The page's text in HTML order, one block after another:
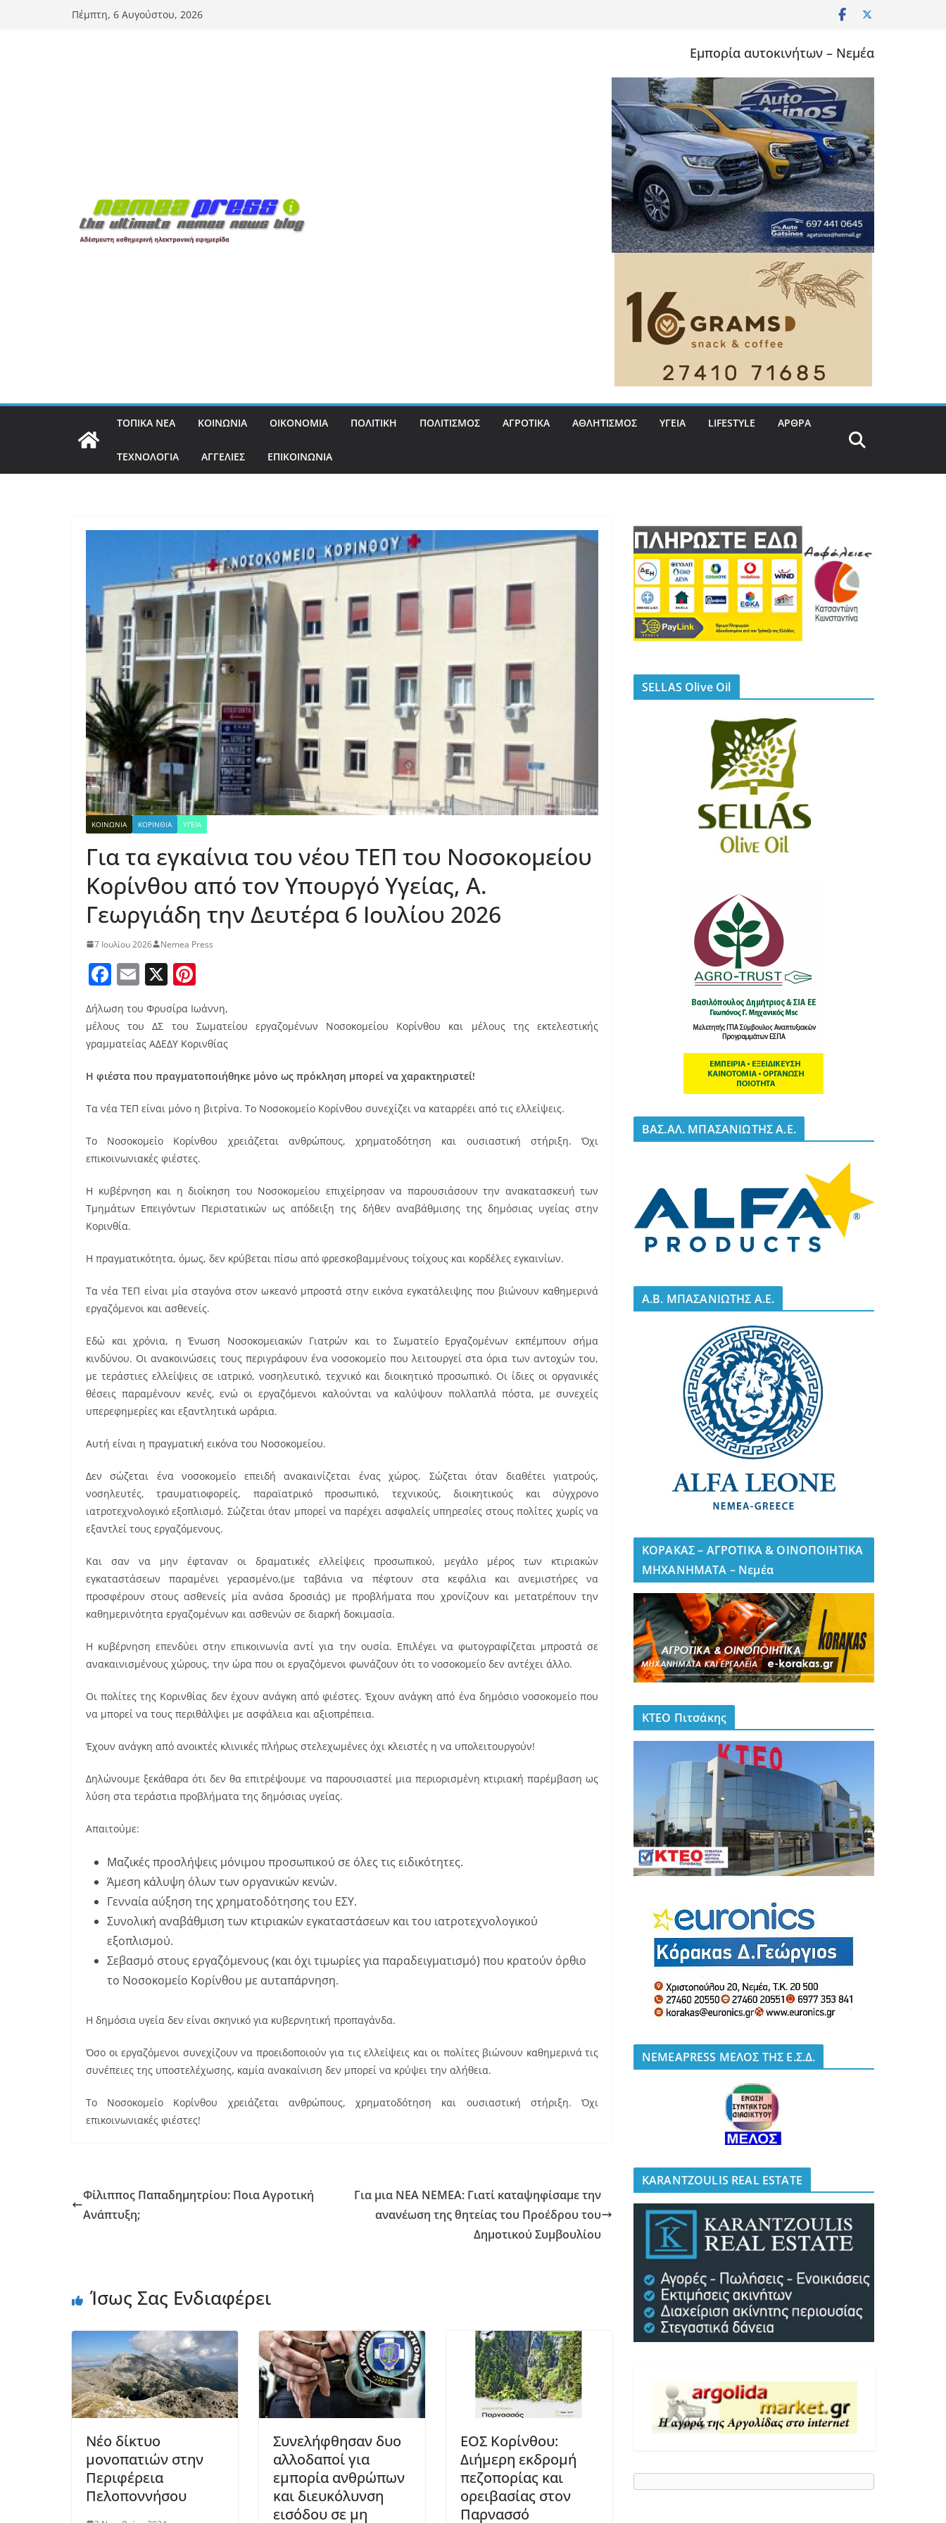
Πέμπτη, 6 Αυγούστου, 2026
Εμπορία αυτοκινήτων – Νεμέα
ΤΟΠΙΚΑ ΝΕΑ ΚΟΙΝΩΝΙΑ ΟΙΚΟΝΟΜΙΑ ΠΟΛΙΤΙΚΗ ΠΟΛΙΤΙΣΜΟΣ ΑΓΡΟΤΙΚΑ ΑΘΛΗΤΙΣΜΟΣ ΥΓΕΙΑ LIFESTYLE ΑΡΘΡΑ
ΤΕΧΝΟΛΟΓΙΑ ΑΓΓΕΛΙΕΣ ΕΠΙΚΟΙΝΩΝΙΑ
ΚΟΙΝΩΝΙΑ ΚΟΡΙΝΘΙΑ ΥΓΕΙΑ
Για τα εγκαίνια του νέου ΤΕΠ του Νοσοκομείου
Κορίνθου από τον Υπουργό Υγείας, Α.
Γεωργιάδη την Δευτέρα 6 Ιουλίου 2026
7 Ιουλίου 2026 Nemea Press
F
c
e
b
o
o
k
E
ai
l
X
nt
er
e
Δήλωση του Φρυσίρα Ιωάννη,
μέλους του ΔΣ του Σωματείου εργαζομένων Νοσοκομείου Κορίνθου και μέλους της εκτελεστικής
γραμματείας ΑΔΕΔΥ Κορινθίας
Η φιέστα που πραγματοποιήθηκε μόνο ως πρόκληση μπορεί να χαρακτηριστεί!
Τα νέα ΤΕΠ είναι μόνο η βιτρίνα. Το Νοσοκομείο Κορίνθου συνεχίζει να καταρρέει από τις ελλείψεις.
Το Νοσοκομείο Κορίνθου χρειάζεται ανθρώπους, χρηματοδότηση και ουσιαστική στήριξη. Όχι
επικοινωνιακές φιέστες.
Η κυβέρνηση και η διοίκηση του Νοσοκομείου επιχείρησαν να παρουσιάσουν την ανακατασκευή των
Τμημάτων Επειγόντων Περιστατικών ως απόδειξη της δήθεν αναβάθμισης της δημόσιας υγείας στην
Κορινθία.
Η πραγματικότητα, όμως, δεν κρύβεται πίσω από φρεσκοβαμμένους τοίχους και κορδέλες εγκαινίων.
Τα νέα ΤΕΠ είναι μία σταγόνα στον ωκεανό μπροστά στην εικόνα εγκατάλειψης που βιώνουν καθημερινά
εργαζόμενοι και ασθενείς.
Εδώ και χρόνια, η Ένωση Νοσοκομειακών Γιατρών και το Σωματείο Εργαζομένων εκπέμπουν σήμα
κινδύνου. Οι ανακοινώσεις τους περιγράφουν ένα νοσοκομείο που λειτουργεί στα όρια των αντοχών του,
με τεράστιες ελλείψεις σε ιατρικό, νοσηλευτικό, τεχνικό και διοικητικό προσωπικό. Οι ίδιες οι οργανικές
θέσεις παραμένουν κενές, ενώ οι εργαζόμενοι καλούνται να καλύψουν πολλαπλά πόστα, με συνεχείς
υπερεφημερίες και εξαντλητικά ωράρια.
Αυτή είναι η πραγματική εικόνα του Νοσοκομείου.
Δεν σώζεται ένα νοσοκομείο επειδή ανακαινίζεται ένας χώρος. Σώζεται όταν διαθέτει γιατρούς,
νοσηλευτές, τραυματιοφορείς, παραϊατρικό προσωπικό, τεχνικούς, διοικητικούς και σύγχρονο
ιατροτεχνολογικό εξοπλισμό. Σώζεται όταν μπορεί να παρέχει ασφαλείς υπηρεσίες στους πολίτες χωρίς να
εξαντλεί τους εργαζόμενους.
Και σαν να μην έφταναν οι δραματικές ελλείψεις προσωπικού, μεγάλο μέρος των κτιριακών
εγκαταστάσεων παραμένει γερασμένο,(με ταβάνια να πέφτουν στα κεφάλια και ανεμιστήρες να
προσφέρουν στους ασθενείς μία ανάσα δροσιάς) με προβλήματα που χρονίζουν και μετατρέπουν την
καθημερινότητα εργαζομένων και ασθενών σε διαρκή δοκιμασία.
Η κυβέρνηση επενδύει στην επικοινωνία αντί για την ουσία. Επιλέγει να φωτογραφίζεται μπροστά σε
ανακαινισμένους χώρους, την ώρα που οι εργαζόμενοι φωνάζουν ότι το νοσοκομείο δεν αντέχει άλλο.
Οι πολίτες της Κορινθίας δεν έχουν ανάγκη από φιέστες. Έχουν ανάγκη από ένα δημόσιο νοσοκομείο που
να μπορεί να τους περιθάλψει με ασφάλεια και αξιοπρέπεια.
Έχουν ανάγκη από ανοικτές κλινικές πλήρως στελεχωμένες όχι κλειστές η να υπολειτουργούν!
Δηλώνουμε ξεκάθαρα ότι δεν θα επιτρέψουμε να παρουσιαστεί μια περιορισμένη κτιριακή παρέμβαση ως
λύση στα τεράστια προβλήματα της δημόσιας υγείας.
Απαιτούμε:
Μαζικές προσλήψεις μόνιμου προσωπικού σε όλες τις ειδικότητες.
Άμεση κάλυψη όλων των οργανικών κενών.
Γενναία αύξηση της χρηματοδότησης του ΕΣΥ.
Συνολική αναβάθμιση των κτιριακών εγκαταστάσεων και του ιατροτεχνολογικού
εξοπλισμού.
Σεβασμό στους εργαζόμενους (και όχι τιμωρίες για παραδειγματισμό) που κρατούν όρθιο
το Νοσοκομείο Κορίνθου με αυταπάρνηση.
Η δημόσια υγεία δεν είναι σκηνικό για κυβερνητική προπαγάνδα.
Όσο οι εργαζόμενοι συνεχίζουν να προειδοποιούν για τις ελλείψεις και οι πολίτες βιώνουν καθημερινά τις
συνέπειες της υποστελέχωσης, καμία ανακαίνιση δεν μπορεί να κρύψει την αλήθεια.
Το Νοσοκομείο Κορίνθου χρειάζεται ανθρώπους, χρηματοδότηση και ουσιαστική στήριξη. Όχι
επικοινωνιακές φιέστες!
Φίλιππος Παπαδημητρίου: Ποια Αγροτική
Ανάπτυξη;
Για μια ΝΕΑ ΝΕΜΕΑ: Γιατί καταψηφίσαμε την
ανανέωση της θητείας του Προέδρου του
Δημοτικού Συμβουλίου
Ίσως Σας Ενδιαφέρει
Νέο δίκτυο
μονοπατιών στην
Περιφέρεια
Πελοποννήσου
Συνελήφθησαν δυο
αλλοδαποί για
εμπορία ανθρώπων
και διευκόλυνση
εισόδου σε μη
ΕΟΣ Κορίνθου:
Διήμερη εκδρομή
πεζοπορίας και
ορειβασίας στον
Παρνασσό
SELLAS Olive Oil
BΑΣ.ΑΛ. ΜΠΑΣΑΝΙΩΤΗΣ Α.Ε.
A.B. ΜΠΑΣΑΝΙΩΤΗΣ Α.Ε.
ΚΟΡΑΚΑΣ – ΑΓΡΟΤΙΚΑ & ΟΙΝΟΠΟΙΗΤΙΚΑ
ΜΗΧΑΝΗΜΑΤΑ – Νεμέα
ΚΤΕΟ Πιτσάκης
NEMEAPRESS ΜΕΛΟΣ ΤΗΣ Ε.Σ.Δ.
KARANTZOULIS REAL ESTATE